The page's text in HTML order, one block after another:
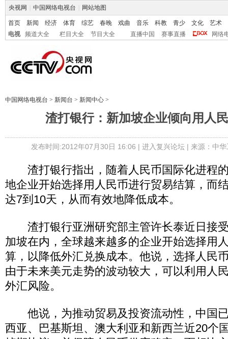
央视网 中国网络电视台 网站地图
首页 新闻 经济 体育 综艺 春晚 戏曲 音乐 科教 青少 文化
艺术
电视
频道大全 栏目大全 节目大全 直播中国 赛事直播 网络
中国网络电视台 > 新闻台 > 新闻中心 >
渣打银行：新加坡企业倾向用人
发布时间:2012年07月30日 16:06 | 进入复兴论坛| 来源：中
渣打银行指出，随着人民币国际化进程
地企业开始选择用人民币进行贸易结算，而
达7到10天，从而有效地降低成本。
渣打银行亚洲研究部主管许长泰近日接
加坡在内，全球越来越多的企业开始选择用
算，以降低外汇兑换成本。他说，选择人民
由于未来美元走势的波动较大，可以利用人
外汇风险。
他说，为推动贸易及投资流动性，中国
西亚、巴基斯坦、澳大利亚和新西兰近20个